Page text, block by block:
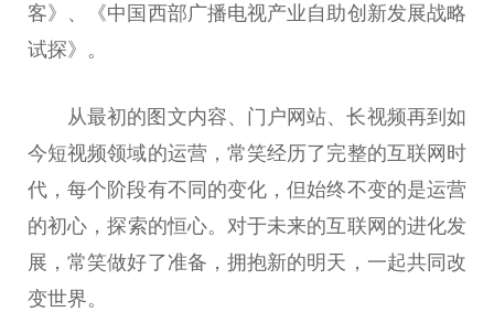
客》、《中国 西部广播电视产业自助创新发展战略
试探》。
从最初的图文内容、门户网站、长视频再到如
今短视频领域的运营，常笑经历了完整的互联网时
代，每个阶段有不同的变化，但始终不变的是运营
的初心 ，探索的恒心。对于未来的互联网的进化发
展，常笑做好了准备，拥抱新的明天，一起共同改
变世界。